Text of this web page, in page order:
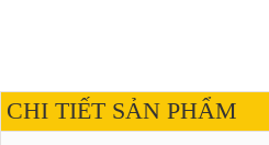
CHI TIẾT SẢN PHẨM